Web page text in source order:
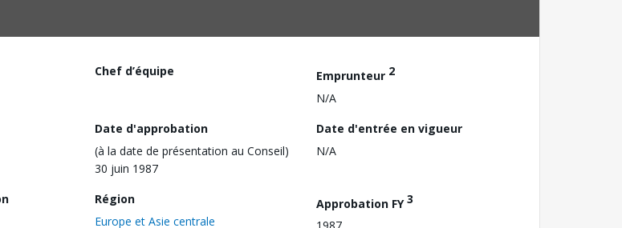
Chef d’équipe Emprunteur 2
N/A
Date d'approbation
(à la date de présentation au Conseil)
30 juin 1987
Date d'entrée en vigueur
N/A
Région
Europe et Asie centrale
Approbation FY3